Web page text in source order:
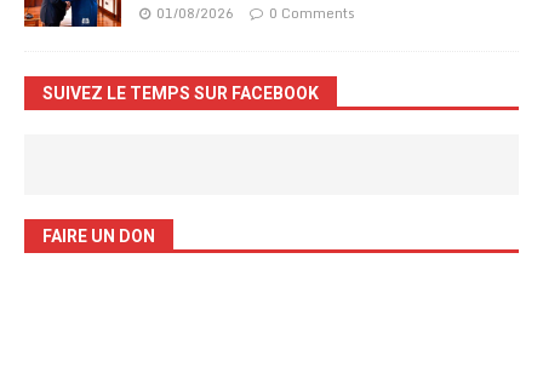
01/08/2026 0 Comments
SUIVEZ LE TEMPS SUR FACEBOOK
FAIRE UN DON